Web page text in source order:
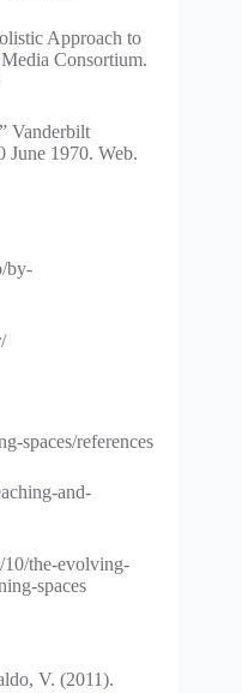
Approach to
Consortium.
Vanderbilt
June 1970. Web.
by-
spaces/references
and-
10/the-evolving-
spaces
V. (2011).